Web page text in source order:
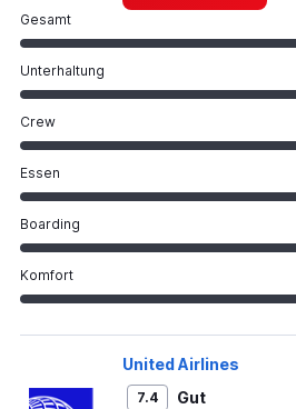
Gesamt
Unterhaltung
Crew
Essen
Boarding
Komfort
United Airlines
7.4
Gut